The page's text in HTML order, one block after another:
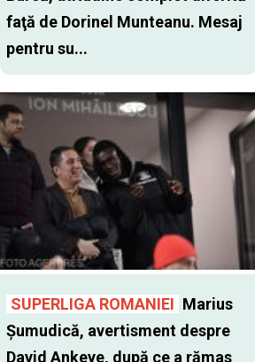
faţă de Dorinel Munteanu. Mesaj
pentru su...
SUPERLIGA ROMANIEI Marius
Şumudică, avertisment despre
David Ankeye, după ce a rămas